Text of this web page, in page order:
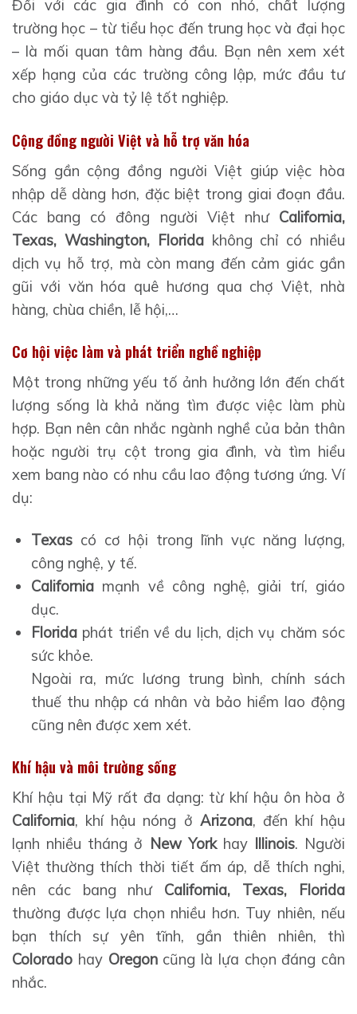
Đối với các gia đình có con nhỏ, chất lượng
trường học – từ tiểu học đến trung học và đại học
– là mối quan tâm hàng đầu. Bạn nên xem xét
xếp hạng của các trường công lập, mức đầu tư
cho giáo dục và tỷ lệ tốt nghiệp.
Cộng đồng người Việt và hỗ trợ văn hóa
Sống gần cộng đồng người Việt giúp việc hòa
nhập dễ dàng hơn, đặc biệt trong giai đoạn đầu.
Các bang có đông người Việt như California,
Texas, Washington, Floridakhông chỉ có nhiều
dịch vụ hỗ trợ, mà còn mang đến cảm giác gần
gũi với văn hóa quê hương qua chợ Việt, nhà
hàng, chùa chiền, lễ hội,…
Cơ hội việc làm và phát triển nghề nghiệp
Một trong những yếu tố ảnh hưởng lớn đến chất
lượng sống là khả năng tìm được việc làm phù
hợp. Bạn nên cân nhắc ngành nghề của bản thân
hoặc người trụ cột trong gia đình, và tìm hiểu
xem bang nào có nhu cầu lao động tương ứng. Ví
dụ:
Texascó cơ hội trong lĩnh vực năng lượng,
công nghệ, y tế.
Californiamạnh về công nghệ, giải trí, giáo
dục.
Floridaphát triển về du lịch, dịch vụ chăm sóc
sức khỏe.
Ngoài ra, mức lương trung bình, chính sách
thuế thu nhập cá nhân và bảo hiểm lao động
cũng nên được xem xét.
Khí hậu và môi trường sống
Khí hậu tại Mỹ rất đa dạng: từ khí hậu ôn hòa ở
California, khí hậu nóng ở Arizona, đến khí hậu
lạnh nhiều tháng ở New Yorkhay Illinois. Người
Việt thường thích thời tiết ấm áp, dễ thích nghi,
nên các bang như California, Texas, Florida
thường được lựa chọn nhiều hơn. Tuy nhiên, nếu
bạn thích sự yên tĩnh, gần thiên nhiên, thì
Colorado hay Oregoncũng là lựa chọn đáng cân
nhắc.